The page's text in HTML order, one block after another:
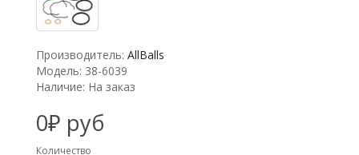
Производитель: AllBalls
Модель: 38-6039
Наличие: На заказ
0₽ руб
Количество